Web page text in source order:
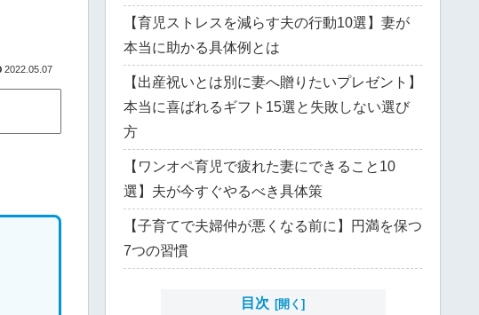
2022.05.07
【育児ストレスを減らす夫の行動10選】妻が
本当に助かる具体例とは
【出産祝いとは別に妻へ贈りたいプレゼント】
本当に喜ばれるギフト15選と失敗しない選び
方
【ワンオペ育児で疲れた妻にできること10
選】夫が今すぐやるべき具体策
【子育てで夫婦仲が悪くなる前に】円満を保つ
7つの習慣
目次